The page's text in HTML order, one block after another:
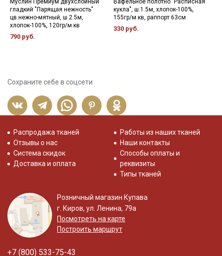
гладкий "Парящая нежность"
цв.нежно-мятный, ш.2.5м,
хлопок-100%, 120гр/м.кв
790 руб.
кукла", ш.1.5м, хлопок-100%,
155гр/м.кв, раппорт 63см
330 руб.
Сохраните себе в соцсети
Распродажа тканей
Отзывы о нас
Система скидок
Доставка и оплата
Работы из наших тканей
Наши контакты
Способы оплаты и
реквизиты
Типы тканей
Розничный магазин Купава
г. Киров, ул. Ленина, 79а
Посмотреть на карте
Построить маршрут
+7 (800) 533-75-43